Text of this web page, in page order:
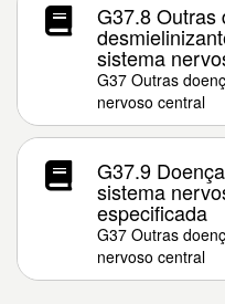
G37.8 Outras
sistema
G37 Outras
nervoso central
G37.9
sistema
especificada
G37 Outras
nervoso central